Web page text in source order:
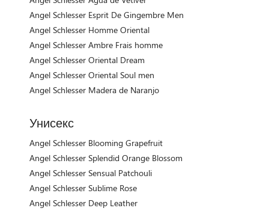
Angel Schlesser Esprit De Gingembre Men
Angel Schlesser Homme Oriental
Angel Schlesser Ambre Frais homme
Angel Schlesser Oriental Dream
Angel Schlesser Oriental Soul men
Angel Schlesser Madera de Naranjo
Унисекс
Angel Schlesser Blooming Grapefruit
Angel Schlesser Splendid Orange Blossom
Angel Schlesser Sensual Patchouli
Angel Schlesser Sublime Rose
Angel Schlesser Deep Leather